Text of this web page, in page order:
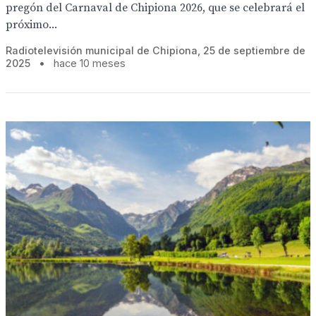
pregón del Carnaval de Chipiona 2026, que se celebrará el
próximo...
Radiotelevisión municipal de Chipiona, 25 de septiembre de
2025
• hace 10 meses